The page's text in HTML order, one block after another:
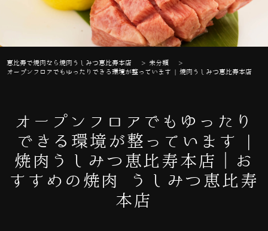
恵比寿で焼肉なら焼肉うしみつ恵比寿本店 >未分類
>
オープンフロアでもゆったりできる環境が整っています | 焼肉うしみつ恵比寿本店
オープンフロアでもゆったり
できる環境が整っています |
焼肉うしみつ恵比寿本店｜お
すすめの焼肉 うしみつ恵比寿
本店